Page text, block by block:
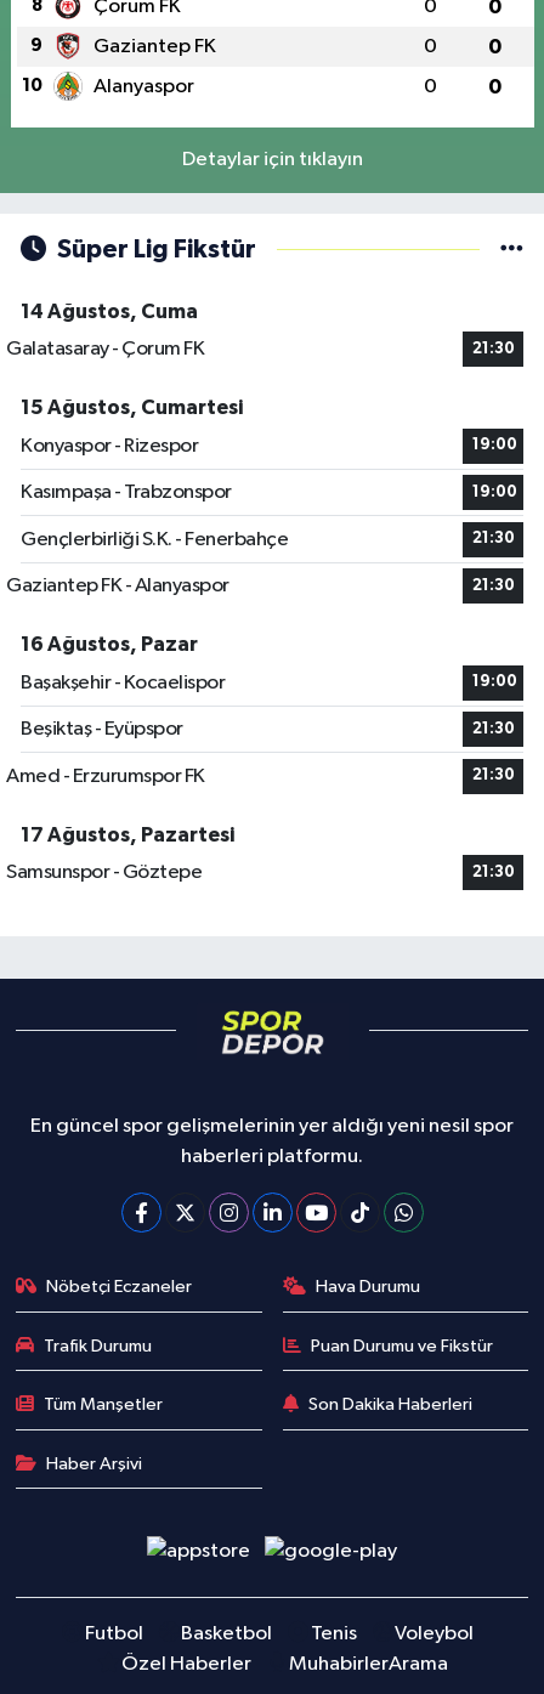
8 Çorum FK 0 0
9 Gaziantep FK 0 0
10 Alanyaspor 0 0
Detaylar için tıklayın
Süper Lig Fikstür
14 Ağustos, Cuma
Galatasaray - Çorum FK
21:30
15 Ağustos, Cumartesi
Konyaspor - Rizespor
19:00
Kasımpaşa - Trabzonspor 19:00
Gençlerbirliği S.K. - Fenerbahçe 21:30
Gaziantep FK - Alanyaspor 21:30
16 Ağustos, Pazar
Başakşehir - Kocaelispor
19:00
Beşiktaş - Eyüpspor 21:30
Amed - Erzurumspor FK 21:30
17 Ağustos, Pazartesi
Samsunspor - Göztepe
21:30
En güncel spor gelişmelerinin yer aldığı yeni nesil spor
haberleri platformu.
Nöbetçi Eczaneler Hava Durumu
Trafik Durumu Puan Durumu ve Fikstür
Tüm Manşetler Son Dakika Haberleri
Haber Arşivi
Futbol Basketbol Tenis
Voleybol
Özel Haberler
MuhabirlerArama